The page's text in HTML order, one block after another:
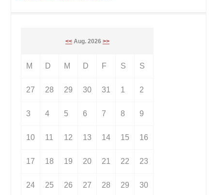
<<Aug. 2026 >>
M D M D F S S
27 28 29 30 31 1 2
3 4 5 6 7 8 9
10 11 12 13 14 15 16
17 18 19 20 21 22 23
24 25 26 27 28 29 30